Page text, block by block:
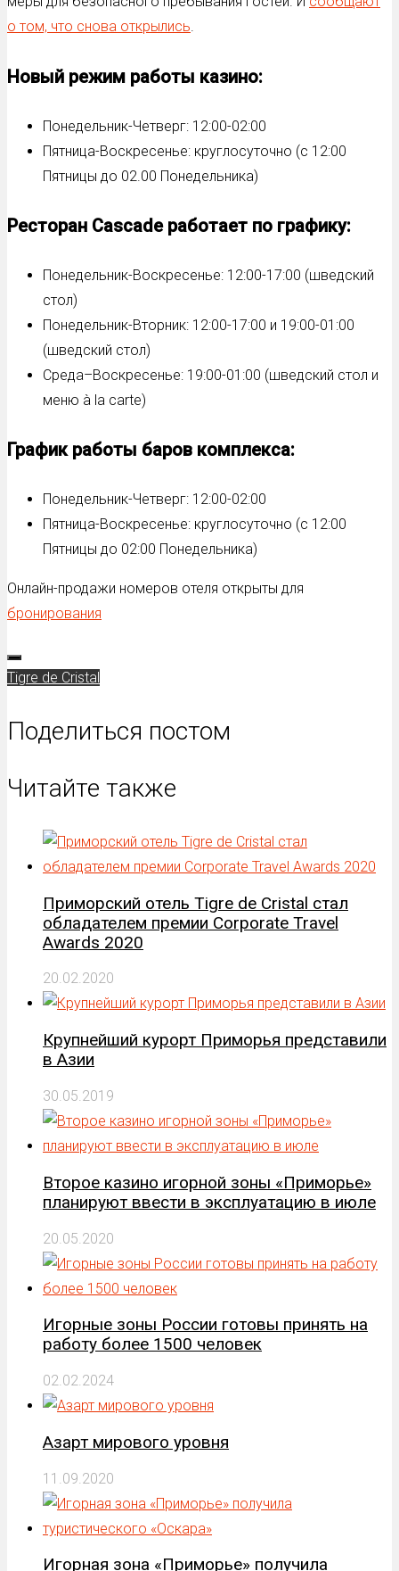
о том, что снова открылись.
Новый режим работы казино:
Понедельник-Четверг: 12:00-02:00
Пятница-Воскресенье: круглосуточно (с 12:00
Пятницы до 02.00 Понедельника)
Ресторан Cascade работает по графику:
Понедельник-Воскресенье: 12:00-17:00 (шведский
стол)
Понедельник-Вторник: 12:00-17:00 и 19:00-01:00
(шведский стол)
Среда–Воскресенье: 19:00-01:00 (шведский стол и
меню à la carte)
График работы баров комплекса:
Понедельник-Четверг: 12:00-02:00
Пятница-Воскресенье: круглосуточно (с 12:00
Пятницы до 02:00 Понедельника)
Онлайн-продажи номеров отеля открыты для
бронирования
Tigre de Cristal
Поделиться постом
Читайте также
Приморский отель Tigre de Cristal стал
обладателем премии Corporate Travel
Awards 2020
20.02.2020
Крупнейший курорт Приморья представили
в Азии
30.05.2019
Второе казино игорной зоны «Приморье»
планируют ввести в эксплуатацию в июле
20.05.2020
Игорные зоны России готовы принять на
работу более 1500 человек
02.02.2024
Азарт мирового уровня
11.09.2020
Игорная зона «Приморье» получила